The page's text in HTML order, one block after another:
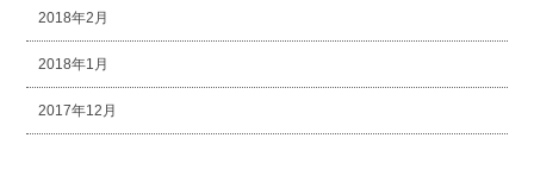
2018年2月
2018年1月
2017年12月